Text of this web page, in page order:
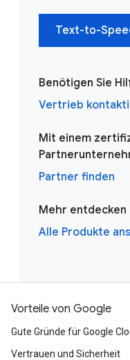
Text-to-
Benötigen Sie
Vertrieb
Mit einem
Partner finden
Mehr entdecken
Alle Produkte
Vorteile von Google
Gute Gründe für Google
Vertrauen und Sicherheit